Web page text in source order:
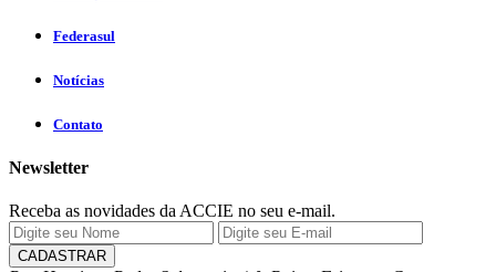
Federasul
Notícias
Contato
Newsletter
Receba as novidades da ACCIE no seu e-mail.